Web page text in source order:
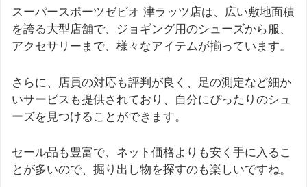
スーパースポーツゼビオ 津ラッツ店は、広い敷地面積
を誇る大型店舗で、ジョギング用のシューズから服、
アクセサリーまで、様々なアイテムが揃っています。
さらに、店員の対応も評判が良く、足の測定など細か
いサービスも提供されており、自分にぴったりのシュ
ーズを見つけることができます。
セール品も豊富で、ネット価格よりも安く手に入るこ
とが多いので、掘り出し物を探すのも楽しいですね。